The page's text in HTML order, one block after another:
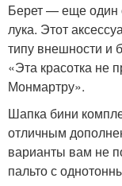
Берет — еще один
лука. Этот
типу внешности и
«Эта красотка не
Монмартру».
Шапка бини
отличным
варианты вам не
пальто с